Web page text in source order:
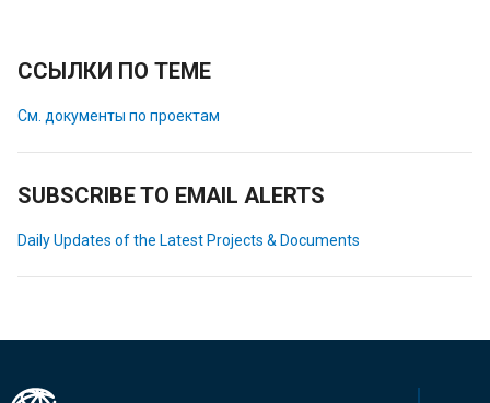
ССЫЛКИ ПО ТЕМЕ
См. документы по проектам
SUBSCRIBE TO EMAIL ALERTS
Daily Updates of the Latest Projects & Documents